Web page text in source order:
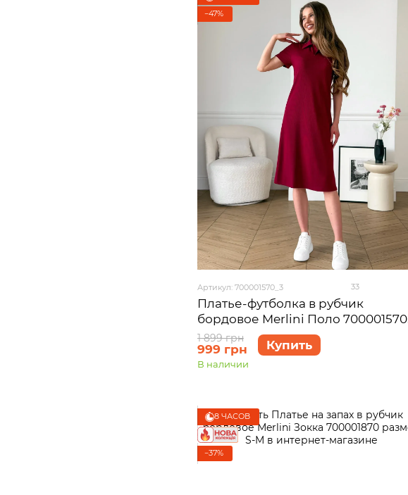
−47%
Артикул: 700001570_3 33
Платье-футболка в рубчик
бордовое Merlini Поло 700001570
размер 2XL-3XL
1 899 грн
999 грн Купить
В наличии
8 ЧАСОВ
−37%